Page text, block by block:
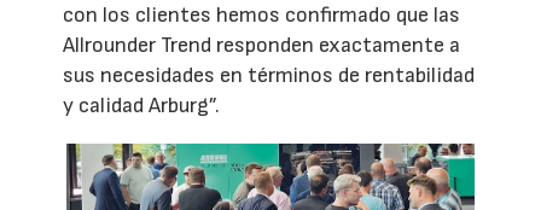
con los clientes hemos confirmado que las
Allrounder Trend responden exactamente a
sus necesidades en términos de rentabilidad
y calidad Arburg”.